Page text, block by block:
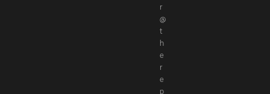
r
@
t
h
e
r
e
p